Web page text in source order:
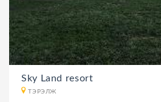
Sky Land resort
ТЭРЭЛЖ